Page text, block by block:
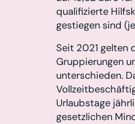
qualifizierte
gestiegen sind
Seit 2021 gelten
Gruppierungen
unterschieden.
Urlaubstage
gesetzlichen